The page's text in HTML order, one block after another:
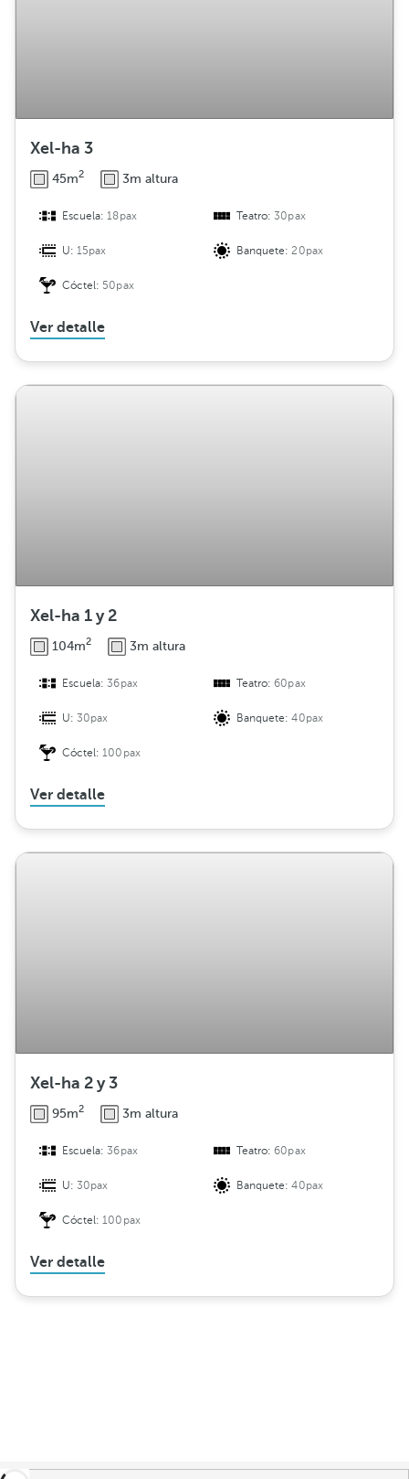
Xel-ha 3
45m2 3m altura
Escuela:18pax Teatro:30pax
U:15pax Banquete:20pax
Cóctel: 50pax
Ver detalle
Xel-ha 1 y 2
104m2 3m altura
Escuela:36pax Teatro:60pax
U:30pax Banquete:40pax
Cóctel:100pax
Ver detalle
Xel-ha 2 y 3
95m2 3m altura
Escuela:36pax Teatro:60pax
U:30pax Banquete:40pax
Cóctel:100pax
Ver detalle